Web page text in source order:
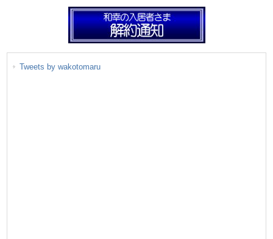
Tweets by wakotomaru